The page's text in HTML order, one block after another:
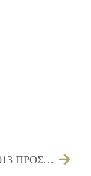
29/03/2013 ΠΡΟΣΚΛΗΣΗ ΕΠΙΤΡΟΠΗΣ ΠΟΙΟΤΗΤΑΣ ΖΩΗΣ ΓΙΑ ΤΗΝ 04/04/2013